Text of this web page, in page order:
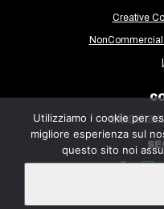
Creative
Utilizziamo i cookie per
migliore esperienza sul
questo sito noi